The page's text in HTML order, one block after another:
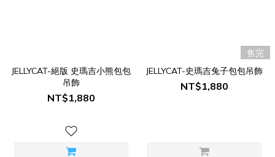
JELLYCAT-絕版 史瑪吉小熊包包
吊飾
NT$1,880
售完
JELLYCAT-史瑪吉兔子包包吊飾
NT$1,880